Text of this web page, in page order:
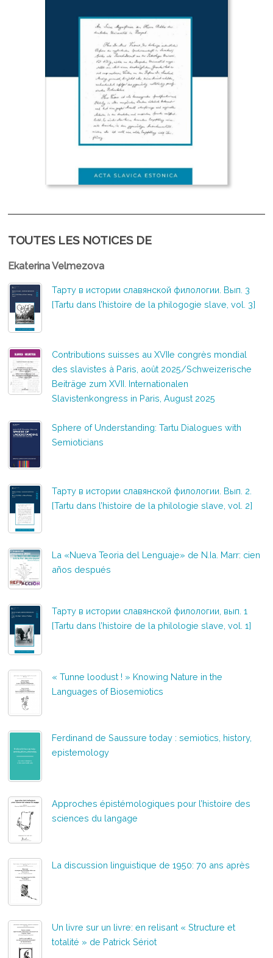
TOUTES LES NOTICES DE
Ekaterina Velmezova
Тарту в истории славянской филологии. Вып. 3
[Tartu dans l’histoire de la philogogie slave, vol. 3]
Contributions suisses au XVIIe congrès mondial
des slavistes à Paris, août 2025/Schweizerische
Beiträge zum XVII. Internationalen
Slavistenkongress in Paris, August 2025
Sphere of Understanding: Tartu Dialogues with
Semioticians
Тарту в истории славянской филологии. Вып. 2.
[Tartu dans l’histoire de la philologie slave, vol. 2]
La «Nueva Teoria del Lenguaje» de N.Ia. Marr: cien
años después
Тарту в истории славянской филологии, вып. 1
[Tartu dans l’histoire de la philologie slave, vol. 1]
« Tunne loodust ! » Knowing Nature in the
Languages of Biosemiotics
Ferdinand de Saussure today : semiotics, history,
epistemology
Approches épistémologiques pour l’histoire des
sciences du langage
La discussion linguistique de 1950: 70 ans après
Un livre sur un livre: en relisant « Structure et
totalité » de Patrick Sériot